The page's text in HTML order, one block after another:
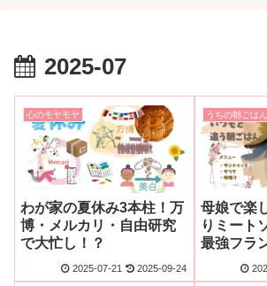
2025-07
心のモヤモヤ
わが家の夏休み3本柱！万
博・メルカリ・自由研究
で大忙し！？
2025-07-21 2025-09-24
うちの朝ごはん
母娘で楽
りミート
最強フラ